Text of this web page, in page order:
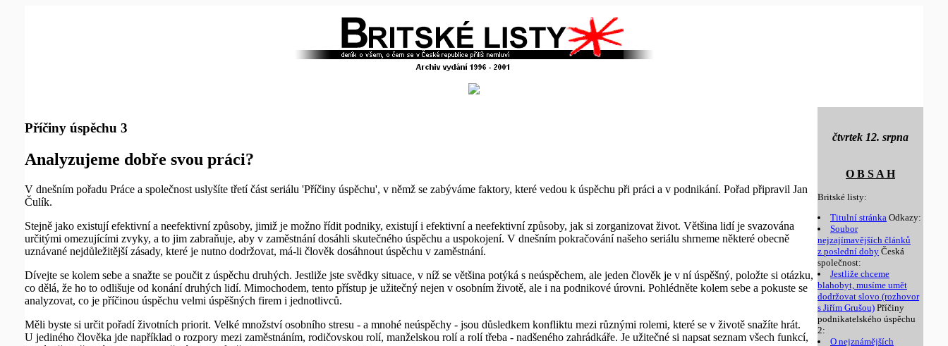
čtvrtek 12. srpna
O B S A H
Britské listy:
Titulní stránka Odkazy:
Soubor
nejzajímavějších článků
z poslední doby Česká
společnost:
Jestliže chceme
blahobyt, musíme umět
dodržovat slovo (rozhovor
s Jiřím Grušou) Příčiny
podnikatelského úspěchu
2:
O nejznámějších
Příčiny úspěchu 3
Analyzujeme dobře svou práci?
V dnešním pořadu Práce a společnost uslyšíte třetí část seriálu 'Příčiny úspěchu', v němž se zabýváme faktory, které vedou k úspěchu při práci a v podnikání. Pořad připravil Jan
Čulík.
Stejně jako existují efektivní a neefektivní způsoby, jimiž je možno řídit podniky, existují i efektivní a neefektivní způsoby, jak si zorganizovat život. Většina lidí je svazována
určitými omezujícími zvyky, a to jim zabraňuje, aby v zaměstnání dosáhli skutečného úspěchu a uspokojení. V dnešním pokračování našeho seriálu shrneme některé obecně
uznávané nejdůležitější zásady, které je nutno dodržovat, má-li člověk dosáhnout úspěchu v zaměstnání.
Dívejte se kolem sebe a snažte se poučit z úspěchu druhých. Jestliže jste svědky situace, v níž se většina potýká s neúspěchem, ale jeden člověk je v ní úspěšný, položte si otázku,
co dělá, že ho to odlišuje od konání druhých lidí. Mimochodem, tento přístup je užitečný nejen v osobním životě, ale i na podnikové úrovni. Pohlédněte kolem sebe a pokuste se
analyzovat, co je příčinou úspěchu velmi úspěšných firem i jednotlivců.
Měli byste si určit pořadí životních priorit. Velké množství osobního stresu - a mnohé neúspěchy - jsou důsledkem konfliktu mezi různými rolemi, které se v životě snažíte hrát.
U jediného člověka jde například o rozpory mezi zaměstnáním, rodičovskou rolí, manželskou rolí a rolí třeba - nadšeného zahrádkáře. Je užitečné si napsat seznam všech funkcí,